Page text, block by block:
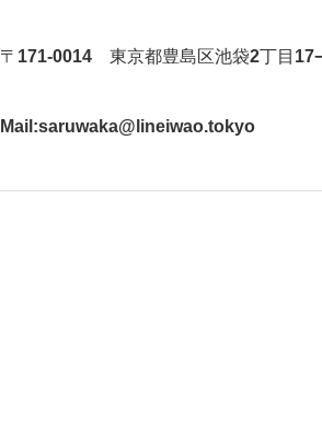
〒 171-0014 東京都豊島区池袋2丁目
Mail:saruwaka@lineiwao.tokyo